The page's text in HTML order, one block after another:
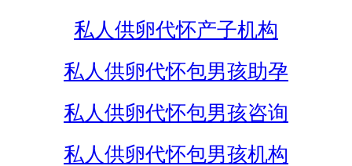
私人供卵代怀产子机构
私人供卵代怀包男孩助孕
私人供卵代怀包男孩咨询
私人供卵代怀包男孩机构